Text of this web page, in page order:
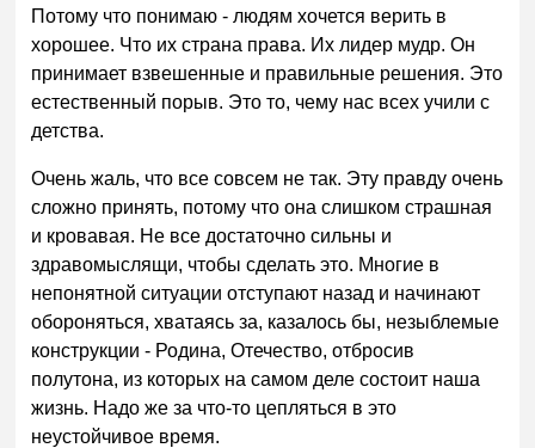
Потому что понимаю - людям хочется верить в
хорошее. Что их страна права. Их лидер мудр. Он
принимает взвешенные и правильные решения. Это
естественный порыв. Это то, чему нас всех учили с
детства.
Очень жаль, что все совсем не так. Эту правду очень
сложно принять, потому что она слишком страшная
и кровавая. Не все достаточно сильны и
здравомыслящи, чтобы сделать это. Многие в
непонятной ситуации отступают назад и начинают
обороняться, хватаясь за, казалось бы, незыблемые
конструкции - Родина, Отечество, отбросив
полутона, из которых на самом деле состоит наша
жизнь. Надо же за что-то цепляться в это
неустойчивое время.